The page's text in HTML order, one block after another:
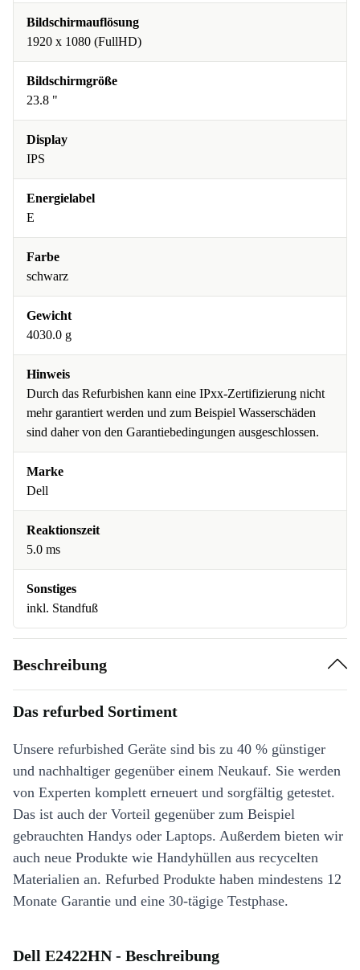
Bildschirmauflösung
1920 x 1080 (FullHD)
Bildschirmgröße
23.8 "
Display
IPS
Energielabel
E
Farbe
schwarz
Gewicht
4030.0 g
Hinweis
Durch das Refurbishen kann eine IPxx-Zertifizierung nicht
mehr garantiert werden und zum Beispiel Wasserschäden
sind daher von den Garantiebedingungen ausgeschlossen.
Marke
Dell
Reaktionszeit
5.0 ms
Sonstiges
inkl. Standfuß
Beschreibung
Das refurbed Sortiment
Unsere refurbished Geräte sind bis zu 40 % günstiger
und nachhaltiger gegenüber einem Neukauf. Sie werden
von Experten komplett erneuert und sorgfältig getestet.
Das ist auch der Vorteil gegenüber zum Beispiel
gebrauchten Handys oder Laptops. Außerdem bieten wir
auch neue Produkte wie Handyhüllen aus recycelten
Materialien an. Refurbed Produkte haben mindestens 12
Monate Garantie und eine 30-tägige Testphase.
Dell E2422HN - Beschreibung